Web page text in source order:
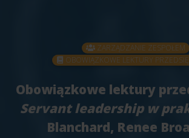
ZARZĄDZANIE ZESPOŁEM
OBOWIĄZKOWE LEKTURY
Obowiązkowe lektury
Servant leadership w
Blanchard, Renee